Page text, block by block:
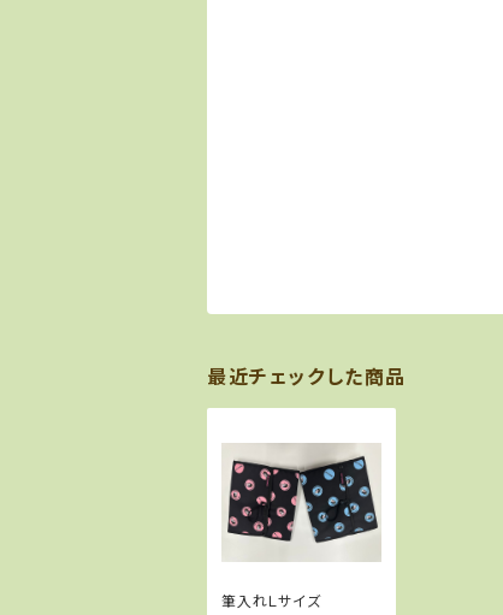
最近チェックした商品
筆入れＬサイズ